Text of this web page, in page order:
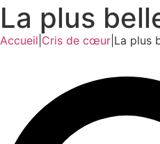
La plus
Accueil Cris de cœur La plus